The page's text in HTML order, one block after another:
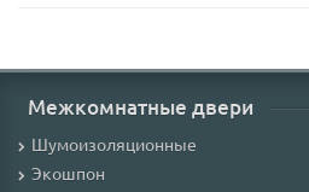
Межкомнатные двери
Шумоизоляционные
Экошпон